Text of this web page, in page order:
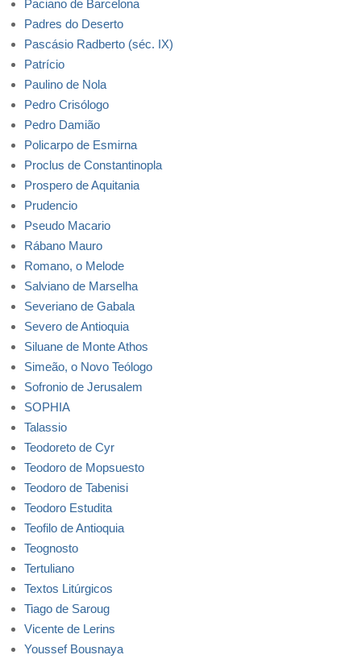
Paciano de Barcelona
Padres do Deserto
Pascásio Radberto (séc. IX)
Patrício
Paulino de Nola
Pedro Crisólogo
Pedro Damião
Policarpo de Esmirna
Proclus de Constantinopla
Prospero de Aquitania
Prudencio
Pseudo Macario
Rábano Mauro
Romano, o Melode
Salviano de Marselha
Severiano de Gabala
Severo de Antioquia
Siluane de Monte Athos
Simeão, o Novo Teólogo
Sofronio de Jerusalem
SOPHIA
Talassio
Teodoreto de Cyr
Teodoro de Mopsuesto
Teodoro de Tabenisi
Teodoro Estudita
Teofilo de Antioquia
Teognosto
Tertuliano
Textos Litúrgicos
Tiago de Saroug
Vicente de Lerins
Youssef Bousnaya